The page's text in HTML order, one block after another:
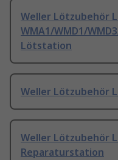
Weller Lötzubehör
WMA1/WMD1/
Lötstation
Weller Lötzubehör
Weller Lötzubehör
Reparaturstation